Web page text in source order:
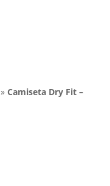
»Camiseta Dry Fit –